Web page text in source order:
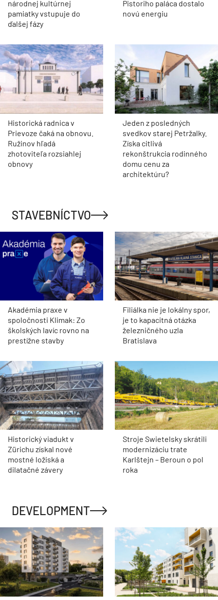
národnej kultúrnej
pamiatky vstupuje do
ďalšej fázy
Pistoriho paláca dostalo
novú energiu
Historická radnica v
Prievoze čaká na obnovu.
Ružinov hľadá
zhotoviteľa rozsiahlej
obnovy
Jeden z posledných
svedkov starej Petržalky.
Získa citlivá
rekonštrukcia rodinného
domu cenu za
architektúru?
STAVEBNÍCTVO
Akadémia praxe v
spoločnosti Klimak: Zo
školských lavíc rovno na
prestížne stavby
Filiálka nie je lokálny spor,
je to kapacitná otázka
železničného uzla
Bratislava
Historický viadukt v
Zürichu získal nové
mostné ložiská a
dilatačné závery
Stroje Swietelsky skrátili
modernizáciu trate
Karlštejn – Beroun o pol
roka
DEVELOPMENT